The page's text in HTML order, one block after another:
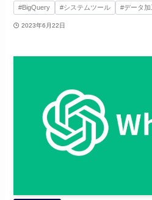
#BigQuery #システムツール #データ加
2023年6月22日